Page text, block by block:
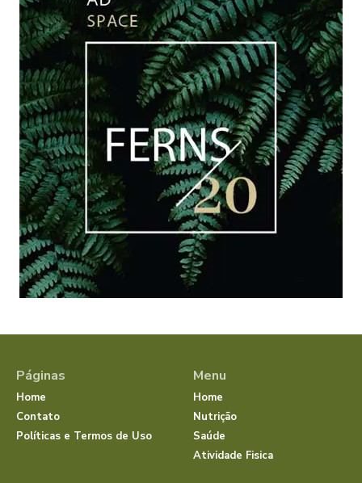
Páginas
Home
Contato
Políticas e Termos de Uso
Menu
Home
Nutrição
Saúde
Atividade Fisica